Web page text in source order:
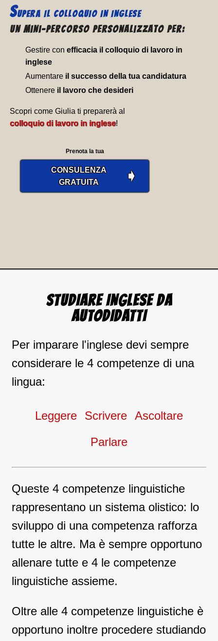
SUPERA IL COLLOQUIO IN INGLESE
Un Mini-percorso personalizzato per:
Gestire con efficacia il colloquio di lavoro in
inglese
Aumentare il successo della tua candidatura
Ottenere il lavoro che desideri
Scopri come Giulia ti preparerà al
colloquio di lavoro in inglese!
Prenota la tua
CONSULENZA
GRATUITA
➧
STUDIARE INGLESE DA
AUTODIDATTI
Per imparare l'inglese devi sempre
considerare le 4 competenze di una
lingua:
Leggere Scrivere Ascoltare
Parlare
Queste 4 competenze linguistiche
rappresentano un sistema olistico: lo
sviluppo di una competenza rafforza
tutte le altre. Ma è sempre opportuno
allenare tutte e 4 le competenze
linguistiche assieme.
Oltre alle 4 competenze linguistiche è
opportuno inoltre procedere studiando